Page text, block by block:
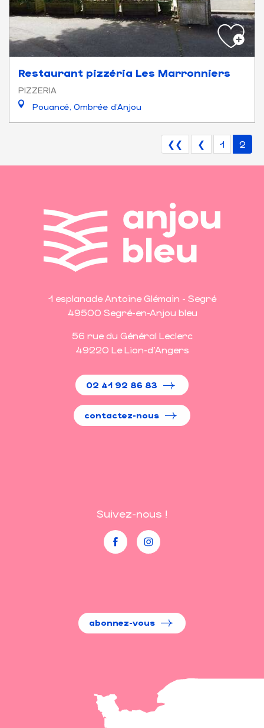
Restaurant pizzéria Les Marronniers
PIZZERIA
Pouancé, Ombrée d'Anjou
❮❮ ❮ 1 2
1 esplanade Antoine Glémain - Segré
49500 Segré-en-Anjou bleu
56 rue du Général Leclerc
49220 Le Lion-d'Angers
02 41 92 86 83
contactez-nous
Suivez-nous !
abonnez-vous